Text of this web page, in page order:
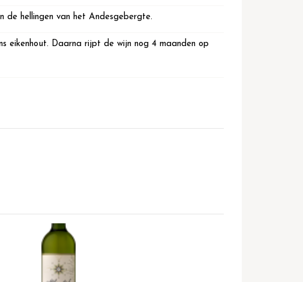
de hellingen van het Andesgebergte.
eikenhout. Daarna rijpt de wijn nog 4 maanden op